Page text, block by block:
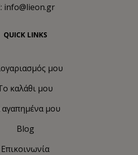
info@lieon.gr
QUICK LINKS
μου
καλάθι μου
αγαπημένα μου
Blog
Επικοινωνία